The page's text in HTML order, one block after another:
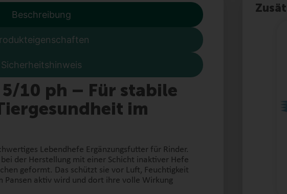
Beschreibung
Sicherheitshinweis
10 ph – Für stabile
im
Lebendhefe Ergänzungsfutter für Rinder.
der Herstellung mit einer Schicht inaktiver Hefe
geformt. Das schützt sie vor Luft, Feuchtigkeit
Pansen aktiv wird und dort ihre volle Wirkung